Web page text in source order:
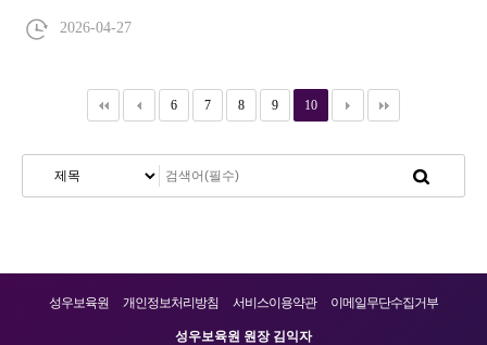
2026-04-27
6 7 8 9 10
성우보육원 개인정보처리방침 서비스이용약관 이메일무단수집거부
성우보육원 원장 김익자